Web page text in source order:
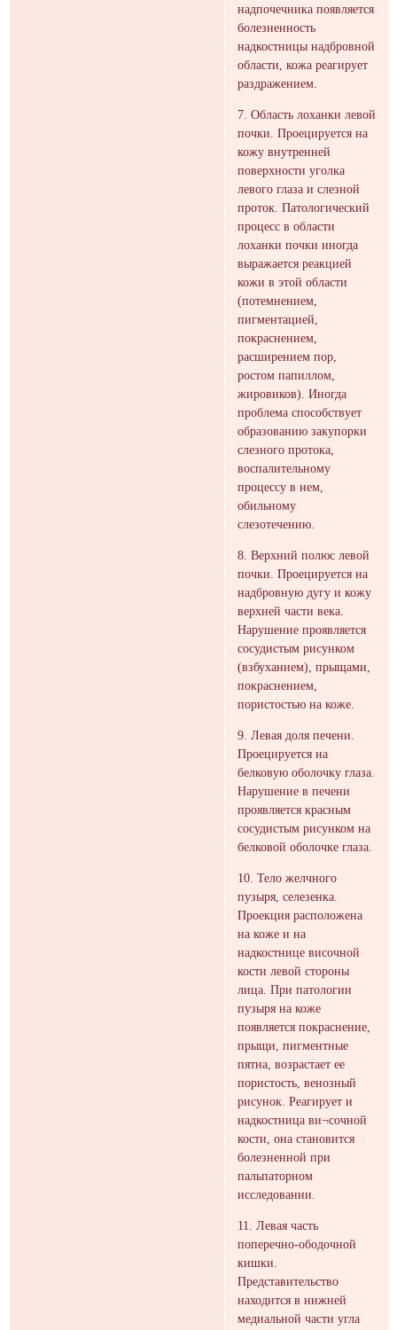
надпочечника появляется
болезненность
надкостницы надбровной
области, кожа реагирует
раздражением.
7. Область лоханки левой
почки. Проецируется на
кожу внутренней
поверхности уголка
левого глаза и слезной
проток. Патологический
процесс в области
лоханки почки иногда
выражается реакцией
кожи в этой области
(потемнением,
пигментацией,
покраснением,
расширением пор,
ростом папиллом,
жировиков). Иногда
проблема способствует
образованию закупорки
слезного протока,
воспалительному
процессу в нем,
обильному
слезотечению.
8. Верхний полюс левой
почки. Проецируется на
надбровную дугу и кожу
верхней части века.
Нарушение проявляется
сосудистым рисунком
(взбуханием), прыщами,
покраснением,
пористостью на коже.
9. Левая доля печени.
Проецируется на
белковую оболочку глаза.
Нарушение в печени
проявляется красным
сосудистым рисунком на
белковой оболочке глаза.
10. Тело желчного
пузыря, селезенка.
Проекция расположена
на коже и на
надкостнице височной
кости левой стороны
лица. При патологии
пузыря на коже
появляется покраснение,
прыщи, пигментные
пятна, возрастает ее
пористость, венозный
рисунок. Реагирует и
надкостница ви¬сочной
кости, она становится
болезненной при
пальпаторном
исследовании.
11. Левая часть
поперечно-ободочной
кишки.
Представительство
находится в нижней
медиальной части угла